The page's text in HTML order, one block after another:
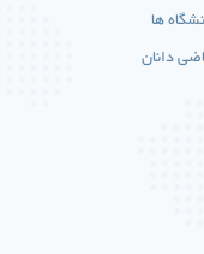
ها
دانان